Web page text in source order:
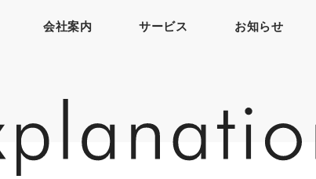
会社案内 サービス お知らせ